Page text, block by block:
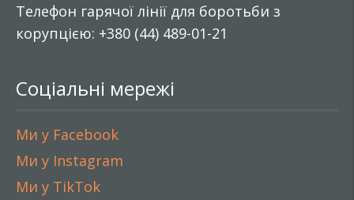
Телефон гарячої лінії для боротьби з
корупцією: +380 (44) 489-01-21
Соціальні мережі
Ми у Facebook
Ми у Instagram
Ми у TikTok